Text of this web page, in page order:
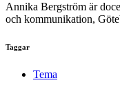
Annika Bergström är
och kommunikation,
Taggar
Tema